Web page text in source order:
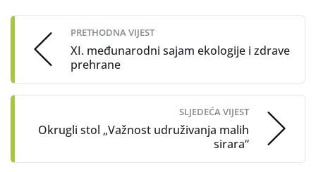
navigation
PRETHODNA VIJEST
XI. međunarodni sajam ekologije i zdrave
prehrane
SLJEDEĆA VIJEST
Okrugli stol „Važnost udruživanja malih
sirara“